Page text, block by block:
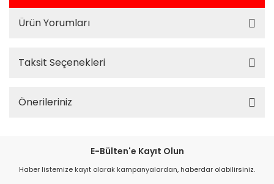
Ürün Yorumları
Taksit Seçenekleri
Önerileriniz
E-Bülten'e Kayıt Olun
Haber listemize kayıt olarak kampanyalardan, haberdar olabilirsiniz.